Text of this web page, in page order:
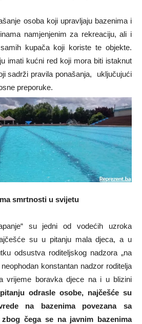
osoba koji upravljaju bazenima i
namjenjenim za rekreaciju, ali i
kupača koji koriste te objekte.
imati kućni red koji mora biti istaknut
sadrži pravila ponašanja, uključujući
preporuke.
smrtnosti u svijetu
su jedni od vodećih uzroka
su u pitanju mala djeca, a u
odsustva roditeljskog nadzora „na
konstantan nadzor roditelja
vrijeme boravka djece na i u blizini
odrasle osobe, najčešće su
na bazenima povezana sa
čega se na javnim bazenima